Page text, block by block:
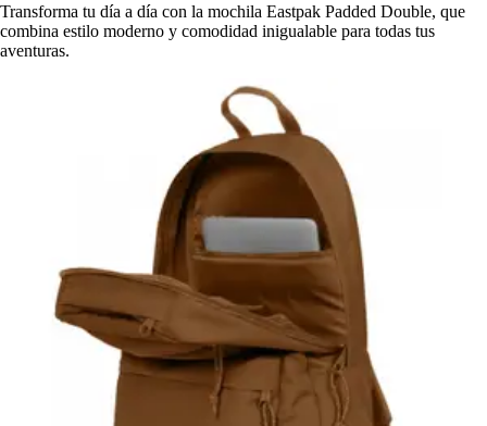
Transforma tu día a día con la mochila Eastpak Padded Double, que
combina estilo moderno y comodidad inigualable para todas tus
aventuras.